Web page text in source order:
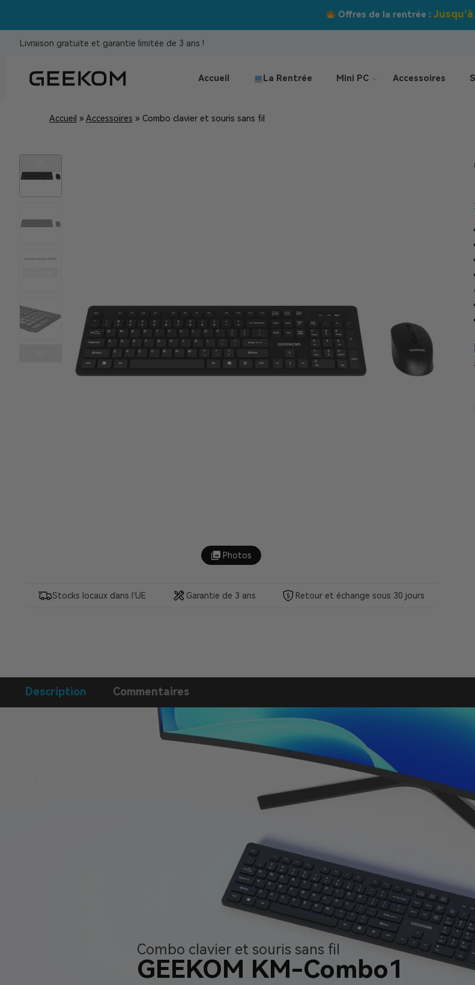
Offres de la rentrée :Jusqu’à
Livraison gratuite et garantie limitée de 3 ans !
Accueil La Rentrée Mini PC Accessoires
Accueil » Accessoires » Combo clavier et souris sans fil
Photos
Stocks locaux dans l’UE Garantie de 3 ans Retour et échange sous 30 jours
Description Commentaires
Combo clavier et souris sans fil
GEEKOM KM-Combo1